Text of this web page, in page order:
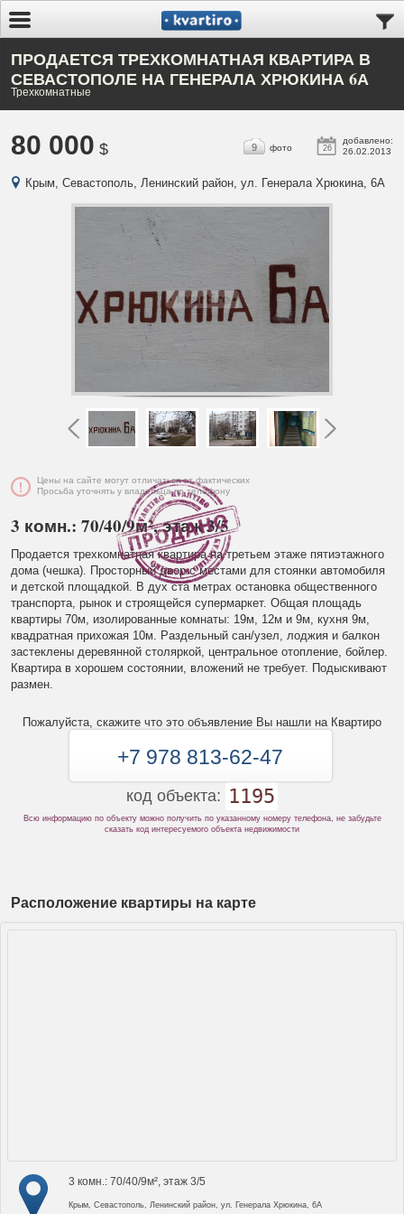
ПРОДАЕТСЯ ТРЕХКОМНАТНАЯ КВАРТИРА В
СЕВАСТОПОЛЕ НА ГЕНЕРАЛА ХРЮКИНА 6А
Трехкомнатные
80 000 $ 26
добавлено:
26.02.2013
9 фото
Крым, Севастополь, Ленинский район, ул. Генерала Хрюкина, 6А
Цены на сайте могут отличаться от фактических
Просьба уточнять у владельца по телефону
3 комн.: 70/40/9м², этаж 3/5
Продается трехкомнатная квартира на третьем этаже пятиэтажного
дома (чешка). Просторный двор с местами для стоянки автомобиля
и детской площадкой. В дух ста метрах остановка общественного
транспорта, рынок и строящейся супермаркет. Общая площадь
квартиры 70м, изолированные комнаты: 19м, 12м и 9м, кухня 9м,
квадратная прихожая 10м. Раздельный сан/узел, лоджия и балкон
застеклены деревянной столяркой, центральное отопление, бойлер.
Квартира в хорошем состоянии, вложений не требует. Подыскивают
размен.
Пожалуйста, скажите что это объявление Вы нашли на Квартиро
+7 978 813-62-47
код объекта: 1195
Всю информацию по объекту можно получить по указанному номеру телефона, не забудьте
сказать код интересуемого объекта недвижимости
Расположение квартиры на карте
3 комн.: 70/40/9м², этаж 3/5
Крым, Севастополь, Ленинский район, ул. Генерала Хрюкина, 6А